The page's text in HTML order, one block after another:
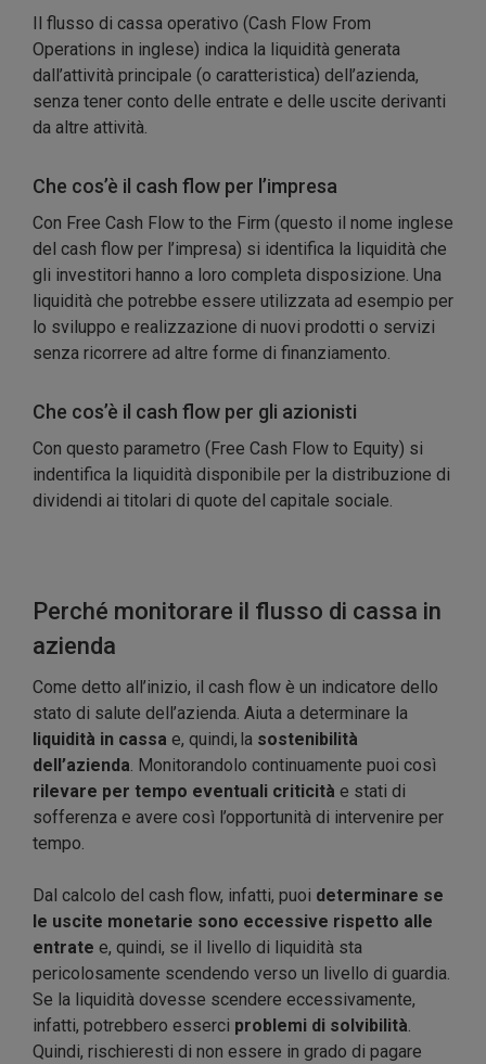
Il flusso di cassa operativo (Cash Flow From
Operations in inglese) indica la liquidità generata
dall’attività principale (o caratteristica) dell’azienda,
senza tener conto delle entrate e delle uscite derivanti
da altre attività.
Che cos’è il cash flow per l’impresa
Con Free Cash Flow to the Firm (questo il nome inglese
del cash flow per l’impresa) si identifica la liquidità che
gli investitori hanno a loro completa disposizione. Una
liquidità che potrebbe essere utilizzata ad esempio per
lo sviluppo e realizzazione di nuovi prodotti o servizi
senza ricorrere ad altre forme di finanziamento.
Che cos’è il cash flow per gli azionisti
Con questo parametro (Free Cash Flow to Equity) si
indentifica la liquidità disponibile per la distribuzione di
dividendi ai titolari di quote del capitale sociale.
Perché monitorare il flusso di cassa in
azienda
Come detto all’inizio, il cash flow è un indicatore dello
stato di salute dell’azienda. Aiuta a determinare la
liquidità in cassa e, quindi, la sostenibilità
dell’azienda. Monitorandolo continuamente puoi così
rilevare per tempo eventuali criticità e stati di
sofferenza e avere così l’opportunità di intervenire per
tempo.
Dal calcolo del cash flow, infatti, puoi determinare se
le uscite monetarie sono eccessive rispetto alle
entrate e, quindi, se il livello di liquidità sta
pericolosamente scendendo verso un livello di guardia.
Se la liquidità dovesse scendere eccessivamente,
infatti, potrebbero esserci problemi di solvibilità.
Quindi, rischieresti di non essere in grado di pagare